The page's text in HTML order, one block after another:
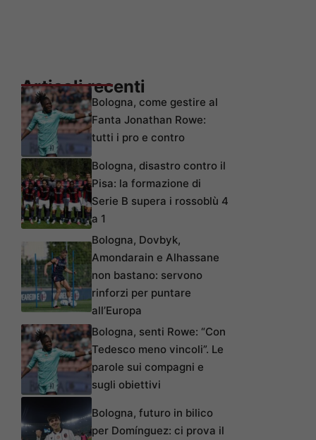
Articoli recenti
Bologna, come gestire al
Fanta Jonathan Rowe:
tutti i pro e contro
Bologna, disastro contro il
Pisa: la formazione di
Serie B supera i rossoblù 4
a 1
Bologna, Dovbyk,
Amondarain e Alhassane
non bastano: servono
rinforzi per puntare
all’Europa
Bologna, senti Rowe: “Con
Tedesco meno vincoli”. Le
parole sui compagni e
sugli obiettivi
Bologna, futuro in bilico
per Domínguez: ci prova il